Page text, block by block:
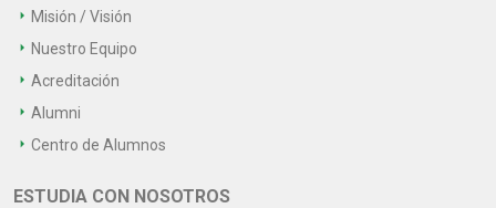
Misión / Visión
Nuestro Equipo
Acreditación
Alumni
Centro de Alumnos
ESTUDIA CON NOSOTROS